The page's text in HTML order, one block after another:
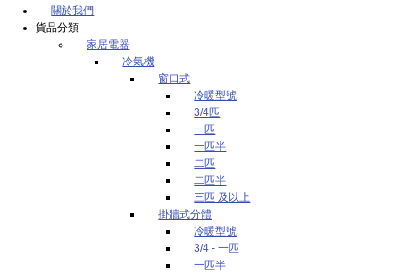
關於我們
貨品分類
家居電器
冷氣機
窗口式
冷暖型號
3/4匹
一匹
一匹半
二匹
二匹半
三匹 及以上
掛牆式分體
冷暖型號
3/4 - 一匹
一匹半